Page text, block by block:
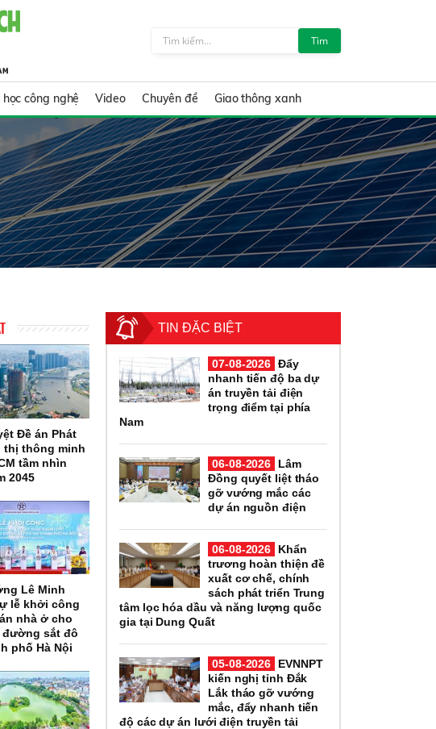
Tìm
học công nghệ Video Chuyên đề Giao thông xanh
Đề án Phát
thị thông minh
tầm nhìn
2045
Lê Minh
lễ khởi công
nhà ở cho
đường sắt đô
phố Hà Nội
TIN ĐẶC BIỆT
07-08-2026 Đẩy
nhanh tiến độ ba dự
án truyền tải điện
trọng điểm tại phía
Nam
06-08-2026
Lâm
Đồng quyết liệt tháo
gỡ vướng mắc các
dự án nguồn điện
06-08-2026
Khẩn
trương hoàn thiện đề
xuất cơ chế, chính
sách phát triển Trung
tâm lọc hóa dầu và năng lượng quốc
gia tại Dung Quất
05-08-2026
EVNNPT
kiến nghị tỉnh Đắk
Lắk tháo gỡ vướng
mắc, đẩy nhanh tiến
độ các dự án lưới điện truyền tải